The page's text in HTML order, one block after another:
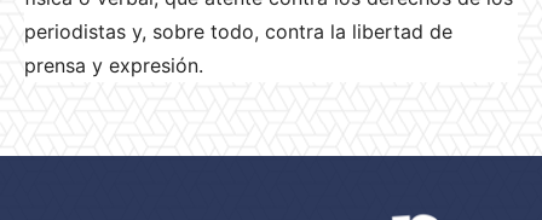
periodistas y, sobre todo, contra la libertad de
prensa y expresión.